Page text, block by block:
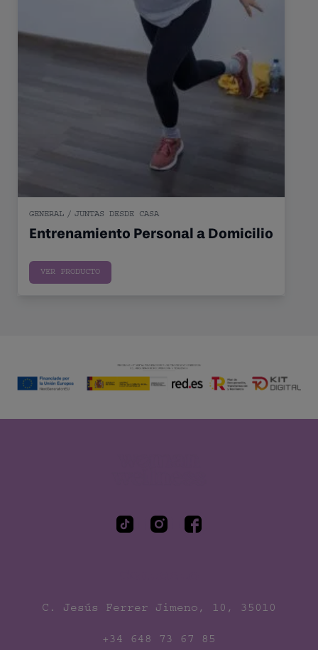
GENERAL / JUNTAS DESDE CASA
Entrenamiento Personal a Domicilio
VER PRODUCTO
C. Jesús Ferrer Jimeno, 10, 35010
+34 648 73 67 85